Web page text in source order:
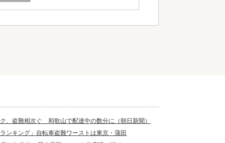
、盗難相次ぐ 和歌山で配達中の数分に（朝日新聞）
ンキング」自転車盗難ワーストは東京・蒲田